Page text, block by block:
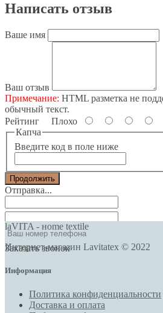
Написать отзыв
Ваше имя
Ваш отзыв
Примечание: HTML разметка не
обычный текст.
Рейтинг Плохо
Капча
Введите код в поле ниже
Продолжить
Отправка...
Заказать звонок
laVITA - нome textile
Интернет-магазин Lavitatex © 2022
Информация
Политика конфиденциальности
Доставка и оплата